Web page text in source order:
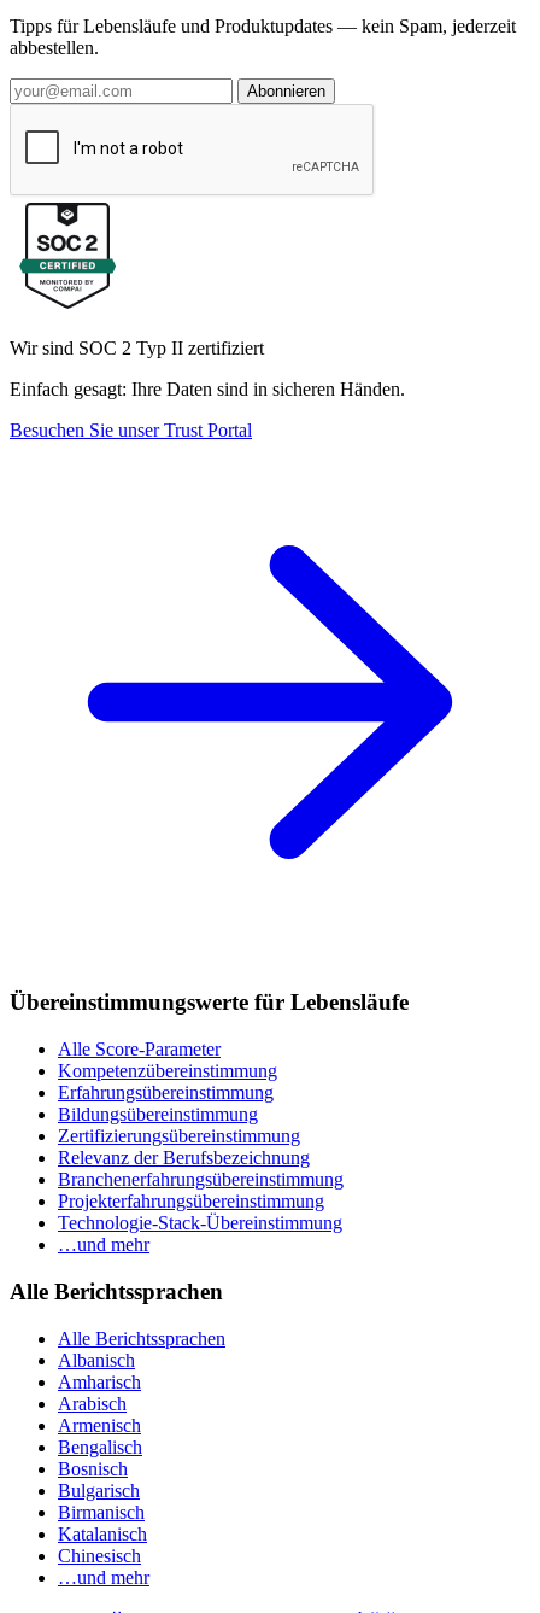
Tipps für Lebensläufe und Produktupdates — kein Spam, jederzeit
abbestellen.
Abonnieren
Wir sind SOC 2 Typ II zertifiziert
Einfach gesagt: Ihre Daten sind in sicheren Händen.
Besuchen Sie unser Trust Portal
Übereinstimmungswerte für Lebensläufe
Alle Score-Parameter
Kompetenzübereinstimmung
Erfahrungsübereinstimmung
Bildungsübereinstimmung
Zertifizierungsübereinstimmung
Relevanz der Berufsbezeichnung
Branchenerfahrungsübereinstimmung
Projekterfahrungsübereinstimmung
Technologie-Stack-Übereinstimmung
…und mehr
Alle Berichtssprachen
Alle Berichtssprachen
Albanisch
Amharisch
Arabisch
Armenisch
Bengalisch
Bosnisch
Bulgarisch
Birmanisch
Katalanisch
Chinesisch
…und mehr